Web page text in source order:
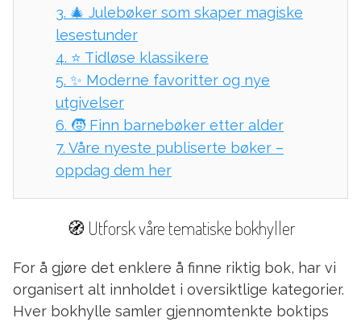
3. 🎄 Julebøker som skaper magiske
lesestunder
4. ⭐ Tidløse klassikere
5. ✨ Moderne favoritter og nye
utgivelser
6. 🧒 Finn barnebøker etter alder
7. Våre nyeste publiserte bøker –
oppdag dem her
🧭 Utforsk våre tematiske bokhyller
For å gjøre det enklere å finne riktig bok, har vi
organisert alt innholdet i oversiktlige kategorier.
Hver bokhylle samler gjennomtenkte boktips